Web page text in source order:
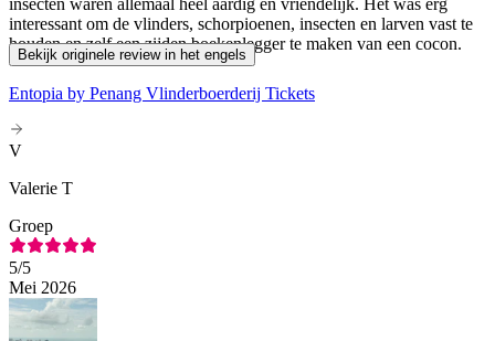
interessant om de vlinders, schorpioenen, insecten en larven vast te
houden en zelf een zijden boekenlegger te maken van een cocon.
Bekijk originele review in het engels
Entopia by Penang Vlinderboerderij Tickets
V
Valerie T
Groep
5/5
Mei 2026